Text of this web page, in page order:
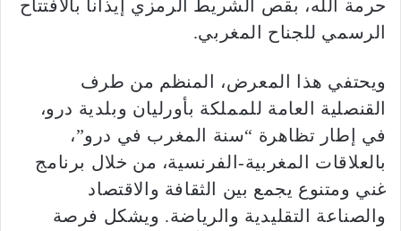
حرمة الله، بقص الشريط الرمزي إيذانا بالافتتاح
الرسمي للجناح المغربي.
ويحتفي هذا المعرض، المنظم من طرف
القنصلية العامة للمملكة بأورليان وبلدية درو،
في إطار تظاهرة “سنة المغرب في درو”،
بالعلاقات المغربية-الفرنسية، من خلال برنامج
غني ومتنوع يجمع بين الثقافة والاقتصاد
والصناعة التقليدية والرياضة. ويشكل فرصة